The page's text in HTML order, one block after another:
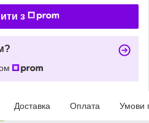
з
Доставка Оплата Умови